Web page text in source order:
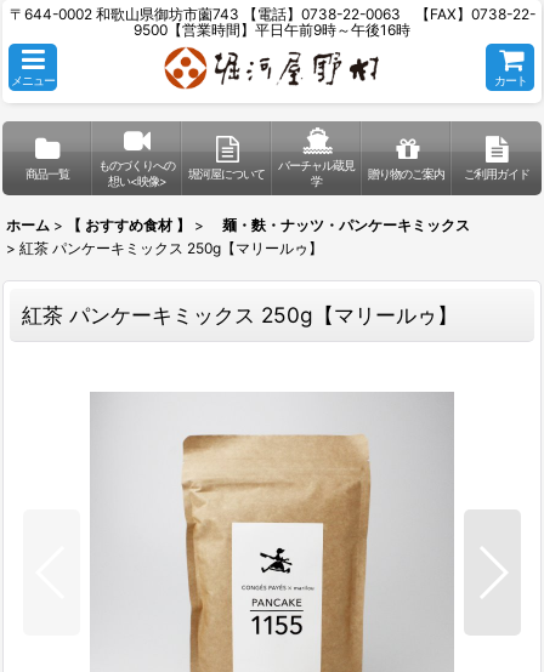
〒644-0002 和歌山県御坊市薗743 【電話】0738-22-0063 【FAX】0738-22-
9500【営業時間】平日午前9時～午後16時
メニュー カート
商品一覧
ものづくりへの
想い<映像>
堀河屋について
バーチャル蔵見
学
贈り物のご案内 ご利用ガイド
ホーム > 【 おすすめ食材 】 >
麺・麩・ナッツ・パンケーキミックス
> 紅茶 パンケーキミックス 250g【マリールゥ】
紅茶 パンケーキミックス 250g【マリールゥ】